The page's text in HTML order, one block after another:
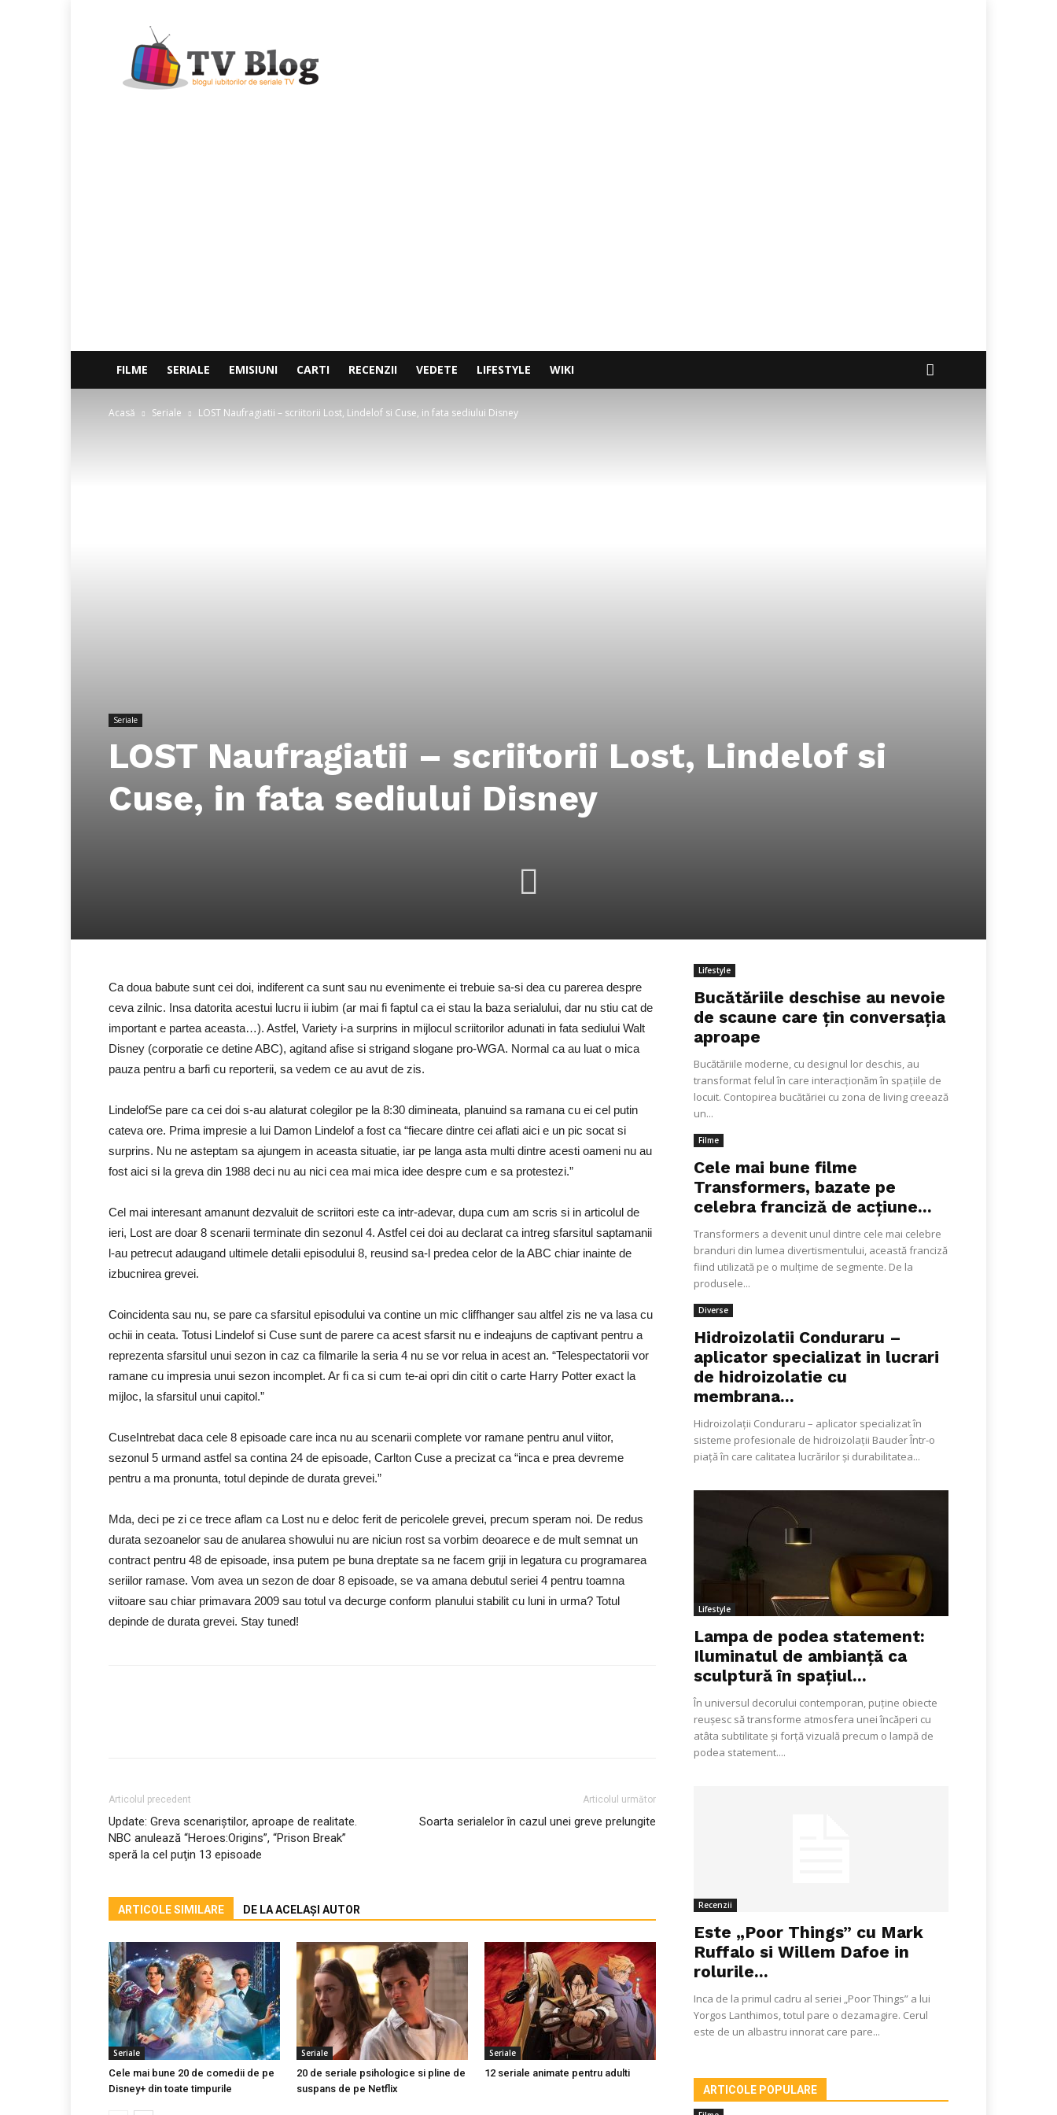
TvBlog
FILME SERIALE EMISIUNI CARTI RECENZII VEDETE LIFESTYLE WIKI
Acasă Seriale LOST Naufragiatii – scriitorii Lost, Lindelof si Cuse, in fata sediului Disney
Seriale
LOST Naufragiatii – scriitorii Lost, Lindelof si
Cuse, in fata sediului Disney
Ca doua babute sunt cei doi, indiferent ca sunt sau nu evenimente ei trebuie sa-si dea cu parerea despre
ceva zilnic. Insa datorita acestui lucru ii iubim (ar mai fi faptul ca ei stau la baza serialului, dar nu stiu cat de
important e partea aceasta…). Astfel, Variety i-a surprins in mijlocul scriitorilor adunati in fata sediului Walt
Disney (corporatie ce detine ABC), agitand afise si strigand slogane pro-WGA. Normal ca au luat o mica
pauza pentru a barfi cu reporterii, sa vedem ce au avut de zis.
LindelofSe pare ca cei doi s-au alaturat colegilor pe la 8:30 dimineata, planuind sa ramana cu ei cel putin
cateva ore. Prima impresie a lui Damon Lindelof a fost ca “fiecare dintre cei aflati aici e un pic socat si
surprins. Nu ne asteptam sa ajungem in aceasta situatie, iar pe langa asta multi dintre acesti oameni nu au
fost aici si la greva din 1988 deci nu au nici cea mai mica idee despre cum e sa protestezi.”
Cel mai interesant amanunt dezvaluit de scriitori este ca intr-adevar, dupa cum am scris si in articolul de
ieri, Lost are doar 8 scenarii terminate din sezonul 4. Astfel cei doi au declarat ca intreg sfarsitul saptamanii
l-au petrecut adaugand ultimele detalii episodului 8, reusind sa-l predea celor de la ABC chiar inainte de
izbucnirea grevei.
Coincidenta sau nu, se pare ca sfarsitul episodului va contine un mic cliffhanger sau altfel zis ne va lasa cu
ochii in ceata. Totusi Lindelof si Cuse sunt de parere ca acest sfarsit nu e indeajuns de captivant pentru a
reprezenta sfarsitul unui sezon in caz ca filmarile la seria 4 nu se vor relua in acest an. “Telespectatorii vor
ramane cu impresia unui sezon incomplet. Ar fi ca si cum te-ai opri din citit o carte Harry Potter exact la
mijloc, la sfarsitul unui capitol.”
CuseIntrebat daca cele 8 episoade care inca nu au scenarii complete vor ramane pentru anul viitor,
sezonul 5 urmand astfel sa contina 24 de episoade, Carlton Cuse a precizat ca “inca e prea devreme
pentru a ma pronunta, totul depinde de durata grevei.”
Mda, deci pe zi ce trece aflam ca Lost nu e deloc ferit de pericolele grevei, precum speram noi. De redus
durata sezoanelor sau de anularea showului nu are niciun rost sa vorbim deoarece e de mult semnat un
contract pentru 48 de episoade, insa putem pe buna dreptate sa ne facem griji in legatura cu programarea
seriilor ramase. Vom avea un sezon de doar 8 episoade, se va amana debutul seriei 4 pentru toamna
viitoare sau chiar primavara 2009 sau totul va decurge conform planului stabilit cu luni in urma? Totul
depinde de durata grevei. Stay tuned!
Articolul precedent
Update: Greva scenariştilor, aproape de realitate.
NBC anulează “Heroes:Origins”, “Prison Break”
speră la cel puţin 13 episoade
Articolul următor
Soarta serialelor în cazul unei greve prelungite
ARTICOLE SIMILARE DE LA ACELAȘI AUTOR
Seriale
Cele mai bune 20 de comedii de pe
Disney+ din toate timpurile
Seriale
20 de seriale psihologice si pline de
suspans de pe Netflix
Seriale
12 seriale animate pentru adulti
Lifestyle
Bucătăriile deschise au nevoie
de scaune care țin conversația
aproape
Bucătăriile moderne, cu designul lor deschis, au
transformat felul în care interacționăm în spațiile de
locuit. Contopirea bucătăriei cu zona de living creează
un...
Filme
Cele mai bune filme
Transformers, bazate pe
celebra franciză de acțiune...
Transformers a devenit unul dintre cele mai celebre
branduri din lumea divertismentului, această franciză
fiind utilizată pe o mulțime de segmente. De la
produsele...
Diverse
Hidroizolatii Conduraru –
aplicator specializat in lucrari
de hidroizolatie cu
membrana...
Hidroizolații Conduraru – aplicator specializat în
sisteme profesionale de hidroizolații Bauder Într-o
piață în care calitatea lucrărilor și durabilitatea...
Lifestyle
Lampa de podea statement:
Iluminatul de ambianță ca
sculptură în spațiul...
În universul decorului contemporan, puține obiecte
reușesc să transforme atmosfera unei încăperi cu
atâta subtilitate și forță vizuală precum o lampă de
podea statement....
Recenzii
Este „Poor Things” cu Mark
Ruffalo si Willem Dafoe in
rolurile...
Inca de la primul cadru al seriei „Poor Things” a lui
Yorgos Lanthimos, totul pare o dezamagire. Cerul
este de un albastru innorat care pare...
ARTICOLE POPULARE